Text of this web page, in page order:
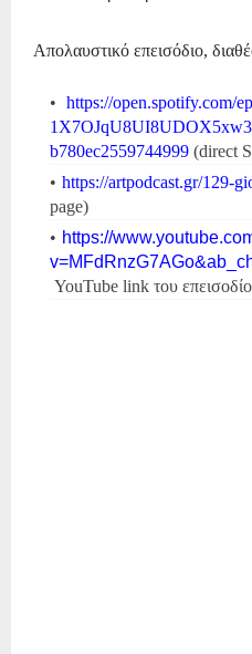
Απολαυστικό επεισόδιο,
https://open.spotify.com/
b780ec2559744999 (direct
https://artpodcast.gr/129-
page)
https://
YouTube link του